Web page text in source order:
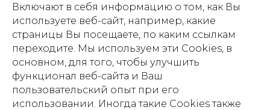
Включают в себя информацию о том, как Вы
используете веб-сайт, например, какие
страницы Вы посещаете, по каким ссылкам
переходите. Мы используем эти Cookies, в
основном, для того, чтобы улучшить
функционал веб-сайта и Ваш
пользовательский опыт при его
использовании. Иногда такие Cookies также